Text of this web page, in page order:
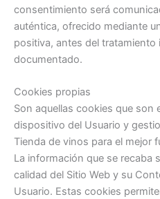
consentimiento será
auténtica, ofrecido mediante
positiva, antes del tratamiento
documentado.
Cookies propias
Son aquellas cookies que son
dispositivo del Usuario y
Tienda de vinos para el mejor
La información que se recaba
calidad del Sitio Web y su
Usuario. Estas cookies